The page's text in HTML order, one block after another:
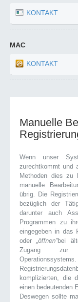
KONTAKT
MAC
KONTAKT
Manuelle
Wenn unser
zurechtkommt und
Methoden dies zu
manuelle
übrig. Die
bezüglich der
darunter auch
Programmen zu
eingegeben in das
oder„öffnen”bei
Zugang zur
komplizierten, die
einen bedeutenden
Deswegen sollte